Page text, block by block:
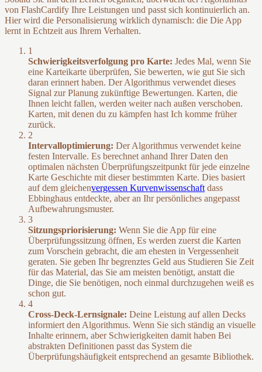
von FlashCardify Ihre Leistungen und passt sich kontinuierlich an.
Hier wird die Personalisierung wirklich dynamisch: die Die App
lernt in Echtzeit aus Ihrem Verhalten.
1
Schwierigkeitsverfolgung pro Karte: Jedes Mal, wenn Sie
eine Karteikarte überprüfen, Sie bewerten, wie gut Sie sich
daran erinnert haben. Der Algorithmus verwendet dieses
Signal zur Planung zukünftige Bewertungen. Karten, die
Ihnen leicht fallen, werden weiter nach außen verschoben.
Karten, mit denen du zu kämpfen hast Ich komme früher
zurück.
2
Intervalloptimierung: Der Algorithmus verwendet keine
festen Intervalle. Es berechnet anhand Ihrer Daten den
optimalen nächsten Überprüfungszeitpunkt für jede einzelne
Karte Geschichte mit dieser bestimmten Karte. Dies basiert
auf dem gleichenvergessen Kurvenwissenschaft dass
Ebbinghaus entdeckte, aber an Ihr persönliches angepasst
Aufbewahrungsmuster.
3
Sitzungspriorisierung: Wenn Sie die App für eine
Überprüfungssitzung öffnen, Es werden zuerst die Karten
zum Vorschein gebracht, die am ehesten in Vergessenheit
geraten. Sie geben Ihr begrenztes Geld aus Studieren Sie Zeit
für das Material, das Sie am meisten benötigt, anstatt die
Dinge, die Sie benötigen, noch einmal durchzugehen weiß es
schon gut.
4
Cross-Deck-Lernsignale: Deine Leistung auf allen Decks
informiert den Algorithmus. Wenn Sie sich ständig an visuelle
Inhalte erinnern, aber Schwierigkeiten damit haben Bei
abstrakten Definitionen passt das System die
Überprüfungshäufigkeit entsprechend an gesamte Bibliothek.